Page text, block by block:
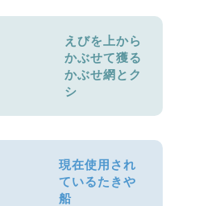
えびを上から
かぶせて獲る
かぶせ網とク
シ
現在使用され
ているたきや
船